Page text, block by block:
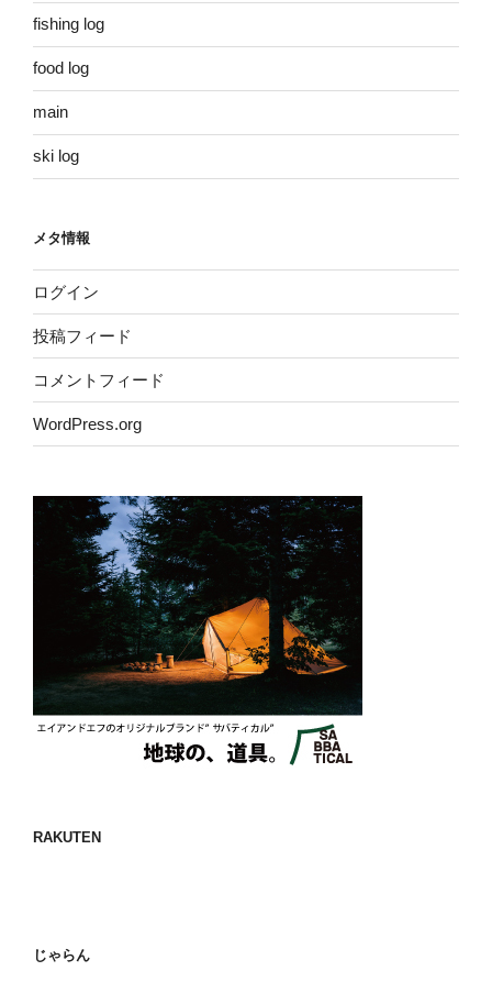
fishing log
food log
main
ski log
メタ情報
ログイン
投稿フィード
コメントフィード
WordPress.org
RAKUTEN